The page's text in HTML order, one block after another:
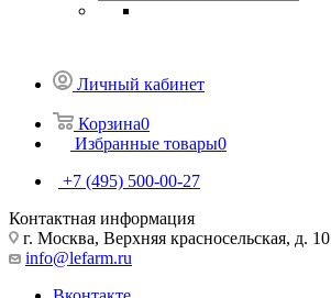
Личный кабинет
Корзина0
Избранные товары0
+7 (495) 500-00-27
Контактная информация
г. Москва, Верхняя красносельская, д. 10
info@lefarm.ru